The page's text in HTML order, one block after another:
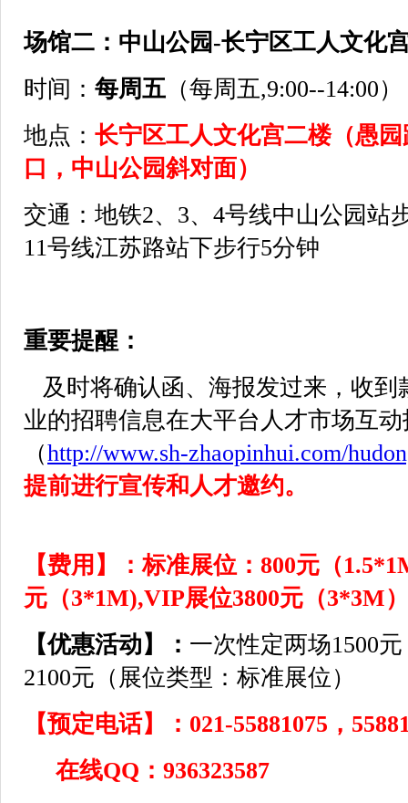
场馆二：中山公园-长宁区工人文化
时间： 每周五 （每周五,9:00--14:00）
地点： 长宁区工人文化宫二楼（愚
口，中山公园斜对面）
交通：地铁2、3、4号线中山公园站
11号线江苏路站下步行5分钟
重要提醒：
及时将确认函、海报发过来，收到
业的招聘信息在大平台人才市场互
（http://www.sh-zhaopinhui.com/
提前进行宣传和人才邀约。
【费用】：标准展位：800元（
元（3*1M),VIP展位3800元（3*3M）
【优惠活动】： 一次性定两场1500
2100元（展位类型：标准展位）
【预定电话】：021-55881075，
在线QQ：936323587